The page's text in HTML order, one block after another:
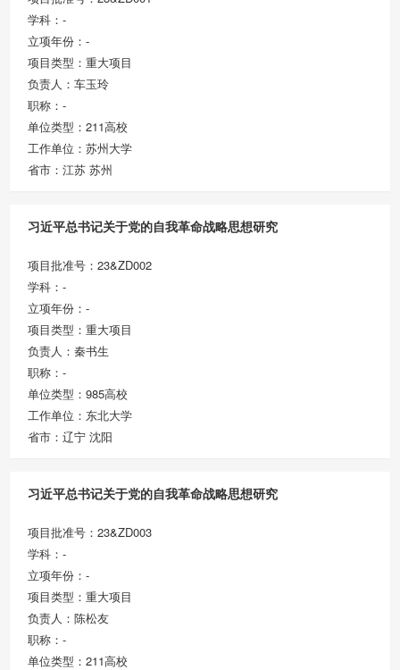
学科：-
立项年份：-
项目类型：重大项目
负责人：车玉玲
职称：-
单位类型：211高校
工作单位：苏州大学
省市：江苏 苏州
习近平总书记关于党的自我革命战略思想研究
项目批准号：23&ZD002
学科：-
立项年份：-
项目类型：重大项目
负责人：秦书生
职称：-
单位类型：985高校
工作单位：东北大学
省市：辽宁 沈阳
习近平总书记关于党的自我革命战略思想研究
项目批准号：23&ZD003
学科：-
立项年份：-
项目类型：重大项目
负责人：陈松友
职称：-
单位类型：211高校